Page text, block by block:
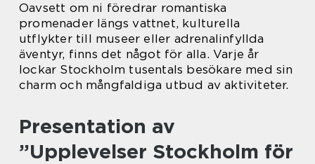
Oavsett om ni föredrar romantiska
promenader längs vattnet, kulturella
utflykter till museer eller adrenalinfyllda
äventyr, finns det något för alla. Varje år
lockar Stockholm tusentals besökare med sin
charm och mångfaldiga utbud av aktiviteter.
Presentation av
”Upplevelser Stockholm för